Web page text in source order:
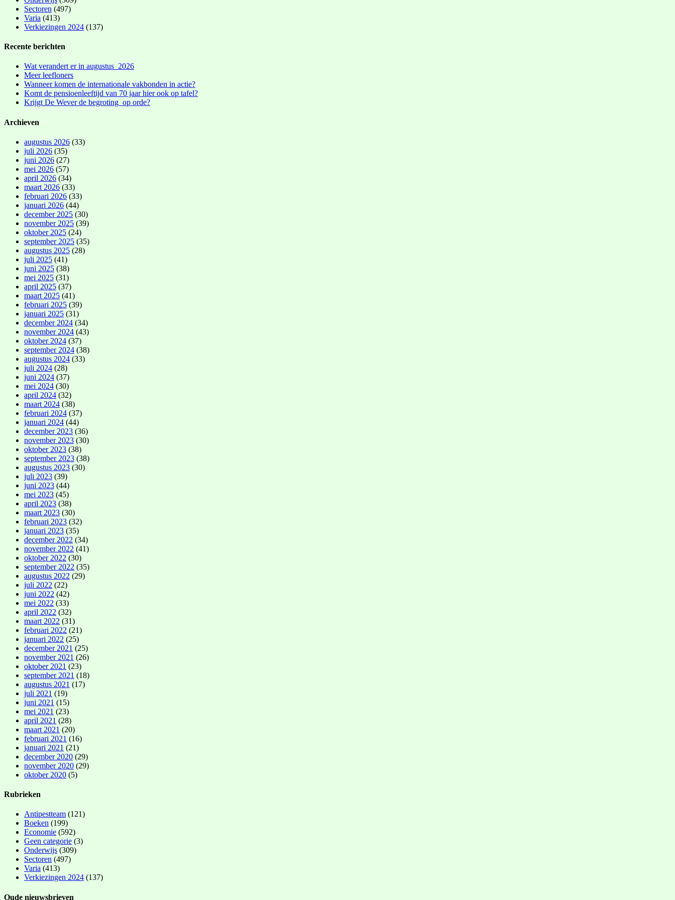
Sectoren (497)
Varia (413)
Verkiezingen 2024 (137)
Recente berichten
Wat verandert er in augustus 2026
Meer leefloners
Wanneer komen de internationale vakbonden in actie?
Komt de pensioenleeftijd van 70 jaar hier ook op tafel?
Krijgt De Wever de begroting op orde?
Archieven
augustus 2026 (33)
juli 2026 (35)
juni 2026 (27)
mei 2026 (57)
april 2026 (34)
maart 2026 (33)
februari 2026 (33)
januari 2026 (44)
december 2025 (30)
november 2025 (39)
oktober 2025 (24)
september 2025 (35)
augustus 2025 (28)
juli 2025 (41)
juni 2025 (38)
mei 2025 (31)
april 2025 (37)
maart 2025 (41)
februari 2025 (39)
januari 2025 (31)
december 2024 (34)
november 2024 (43)
oktober 2024 (37)
september 2024 (38)
augustus 2024 (33)
juli 2024 (28)
juni 2024 (37)
mei 2024 (30)
april 2024 (32)
maart 2024 (38)
februari 2024 (37)
januari 2024 (44)
december 2023 (36)
november 2023 (30)
oktober 2023 (38)
september 2023 (38)
augustus 2023 (30)
juli 2023 (39)
juni 2023 (44)
mei 2023 (45)
april 2023 (38)
maart 2023 (30)
februari 2023 (32)
januari 2023 (35)
december 2022 (34)
november 2022 (41)
oktober 2022 (30)
september 2022 (35)
augustus 2022 (29)
juli 2022 (22)
juni 2022 (42)
mei 2022 (33)
april 2022 (32)
maart 2022 (31)
februari 2022 (21)
januari 2022 (25)
december 2021 (25)
november 2021 (26)
oktober 2021 (23)
september 2021 (18)
augustus 2021 (17)
juli 2021 (19)
juni 2021 (15)
mei 2021 (23)
april 2021 (28)
maart 2021 (20)
februari 2021 (16)
januari 2021 (21)
december 2020 (29)
november 2020 (29)
oktober 2020 (5)
Rubrieken
Antipestteam (121)
Boeken (199)
Economie (592)
Geen categorie (3)
Onderwijs (309)
Sectoren (497)
Varia (413)
Verkiezingen 2024 (137)
Oude nieuwsbrieven